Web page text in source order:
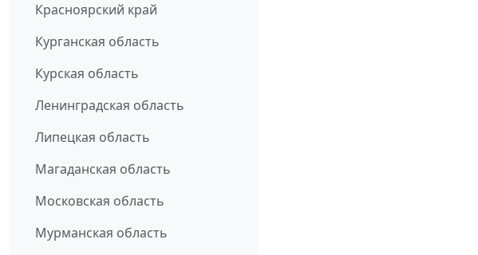
Красноярский край
Курганская область
Курская область
Ленинградская область
Липецкая область
Магаданская область
Московская область
Мурманская область